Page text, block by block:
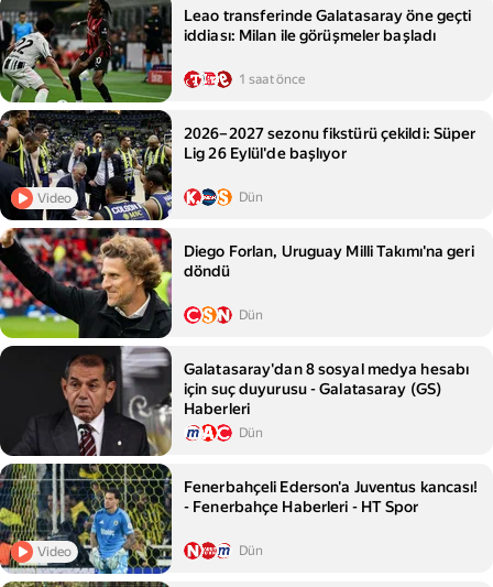
Leao transferinde Galatasaray öne geçti
iddiası: Milan ile görüşmeler başladı
1 saat önce
Video
2026–2027 sezonu fikstürü çekildi: Süper
Lig 26 Eylül'de başlıyor
Dün
Diego Forlan, Uruguay Milli Takımı'na geri
döndü
Dün
Galatasaray'dan 8 sosyal medya hesabı
için suç duyurusu - Galatasaray (GS)
Haberleri
Dün
Video
Fenerbahçeli Ederson'a Juventus kancası!
- Fenerbahçe Haberleri - HT Spor
Dün